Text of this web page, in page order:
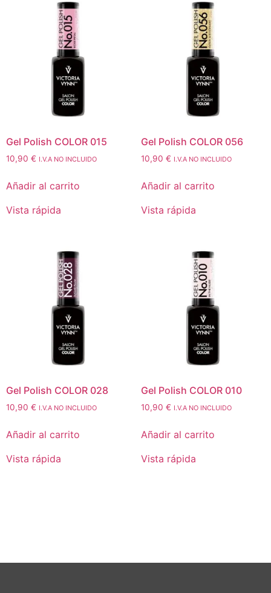
Gel Polish COLOR 015
10,90 € I.V.A NO INCLUIDO
Añadir al carrito
Vista rápida
Gel Polish COLOR 056
10,90 € I.V.A NO INCLUIDO
Añadir al carrito
Vista rápida
Gel Polish COLOR 028
10,90 € I.V.A NO INCLUIDO
Añadir al carrito
Vista rápida
Gel Polish COLOR 010
10,90 € I.V.A NO INCLUIDO
Añadir al carrito
Vista rápida